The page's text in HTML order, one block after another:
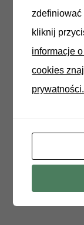
włączyć/
dodać/
transakcji
zmienić
zdefiniować
kliknij
informacje
cookies
prywatności.